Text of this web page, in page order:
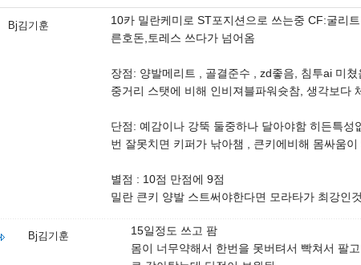
Bj김기훈
10카 밀란케미로 ST포지션으로 쓰는중 CF:굴리트
른호돈,토레스 쓰다가 넘어옴
장점: 양발메리트 , 골결준수 , zd좋음, 침투ai 미쳤
중거리 스탯에 비해 인비져블파워슛참, 생각보다
단점: 예감이나 강뚝 둘중하나 달아야함 히든특
번 잘못치면 키퍼가 낚아챔 , 큰키에비해 몸싸움이
별점 : 10점 만점에 9점
밀란 큰키 양발 스트써야한다면 모라타가 최강인
Bj김기훈
15일정도 쓰고 팜
몸이 너무약해서 한번을 못버텨서 빡쳐서 팔